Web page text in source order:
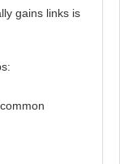
gains links is